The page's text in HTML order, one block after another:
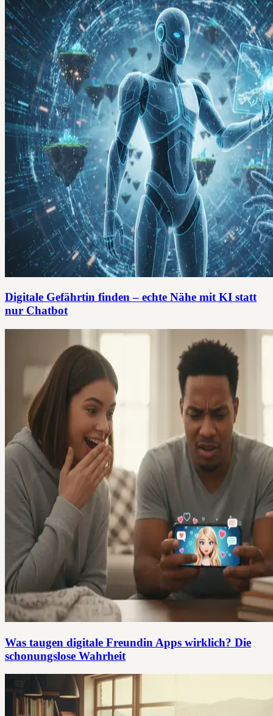
Digitale Gefährtin finden – echte Nähe mit KI statt
nur Chatbot
Was taugen digitale Freundin Apps wirklich? Die
schonungslose Wahrheit